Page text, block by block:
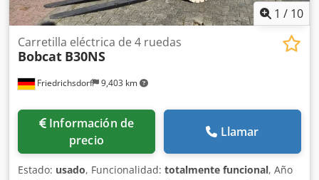
1 / 10
Friedrichsdorf 9,403 km
Carretilla eléctrica de 4 ruedas
Bobcat B30NS
Información de
precio
Llamar
Estado: usado, Funcionalidad: totalmente funcional, Año